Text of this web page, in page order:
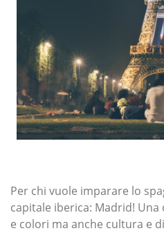
Per chi vuole imparare lo
capitale iberica: Madrid!
e colori ma anche cultura e